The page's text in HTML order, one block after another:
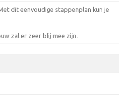
dit eenvoudige stappenplan kun je
zal er zeer blij mee zijn.